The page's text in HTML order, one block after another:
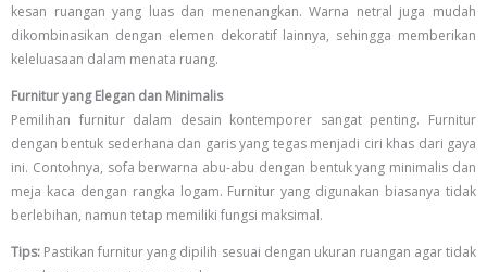
kesan ruangan yang luas dan menenangkan. Warna netral juga mudah
dikombinasikan dengan elemen dekoratif lainnya, sehingga memberikan
keleluasaan dalam menata ruang.
Furnitur yang Elegan dan Minimalis
Pemilihan furnitur dalam desain kontemporer sangat penting. Furnitur
dengan bentuk sederhana dan garis yang tegas menjadi ciri khas dari gaya
ini. Contohnya, sofa berwarna abu-abu dengan bentuk yang minimalis dan
meja kaca dengan rangka logam. Furnitur yang digunakan biasanya tidak
berlebihan, namun tetap memiliki fungsi maksimal.
Tips: Pastikan furnitur yang dipilih sesuai dengan ukuran ruangan agar tidak